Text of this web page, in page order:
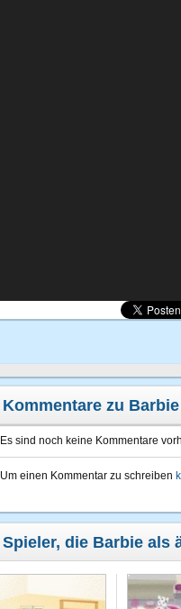
Kommentare zu
Es sind noch keine Kommentare
Um einen Kommentar zu schreiben
Spieler, die Barbie als